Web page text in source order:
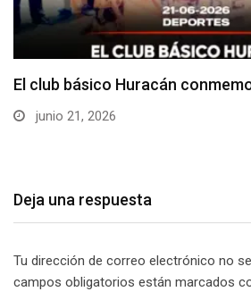
El club básico Huracán
junio 21, 2026
Deja una respuesta
Tu dirección de correo electrónico no
campos obligatorios están marcados